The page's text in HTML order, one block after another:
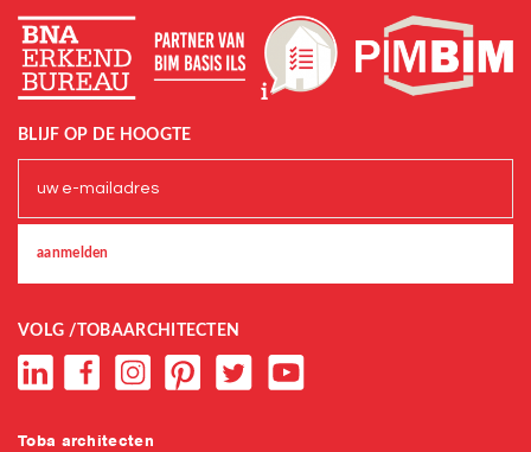
BLIJF OP DE HOOGTE
VOLG /TOBAARCHITECTEN
Toba architecten